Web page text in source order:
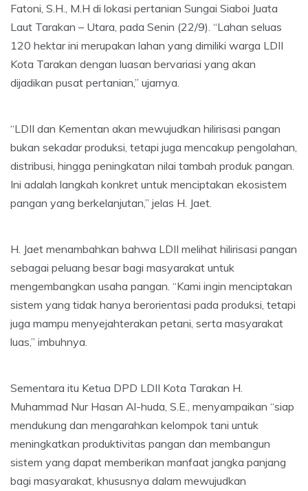
Fatoni, S.H., M.H di lokasi pertanian Sungai Siaboi Juata
Laut Tarakan – Utara, pada Senin (22/9). “Lahan seluas
120 hektar ini merupakan lahan yang dimiliki warga LDII
Kota Tarakan dengan luasan bervariasi yang akan
dijadikan pusat pertanian,” ujarnya.
“LDII dan Kementan akan mewujudkan hilirisasi pangan
bukan sekadar produksi, tetapi juga mencakup pengolahan,
distribusi, hingga peningkatan nilai tambah produk pangan.
Ini adalah langkah konkret untuk menciptakan ekosistem
pangan yang berkelanjutan,” jelas H. Jaet.
H. Jaet menambahkan bahwa LDII melihat hilirisasi pangan
sebagai peluang besar bagi masyarakat untuk
mengembangkan usaha pangan. “Kami ingin menciptakan
sistem yang tidak hanya berorientasi pada produksi, tetapi
juga mampu menyejahterakan petani, serta masyarakat
luas,” imbuhnya.
Sementara itu Ketua DPD LDII Kota Tarakan H.
Muhammad Nur Hasan Al-huda, S.E., menyampaikan “siap
mendukung dan mengarahkan kelompok tani untuk
meningkatkan produktivitas pangan dan membangun
sistem yang dapat memberikan manfaat jangka panjang
bagi masyarakat, khususnya dalam mewujudkan